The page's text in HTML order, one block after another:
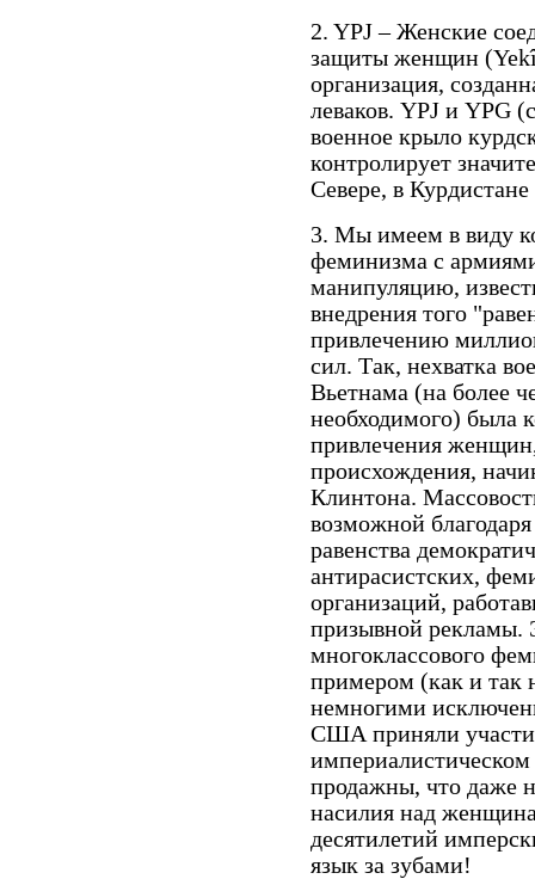
2. YPJ – Женские
защиты женщин
организация,
леваков. YPJ и YPG
военное крыло
контролирует
Севере, в
3. Мы имеем в виду
феминизма с
манипуляцию,
внедрения того
привлечению
сил. Так, нехватка
Вьетнама (на более
необходимого) была
привлечения
происхождения,
Клинтона.
возможной
равенства
антирасистских,
организаций,
призывной рекламы.
многоклассового
примером (как и так
немногими
США приняли
продажны, что даже
насилия над
десятилетий
язык за зубами!